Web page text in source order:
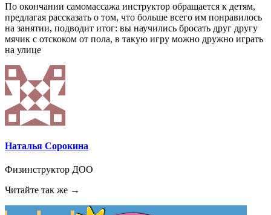
По окончании самомассажа инструктор обращается к детям,
предлагая рассказать о том, что больше всего им понравилось
на занятии, подводит итог: вы научились бросать друг другу
мячик с отскоком от пола, в такую игру можно дружно играть
на улице
Наталья Сорокина
Физинструктор ДОО
Читайте так же →